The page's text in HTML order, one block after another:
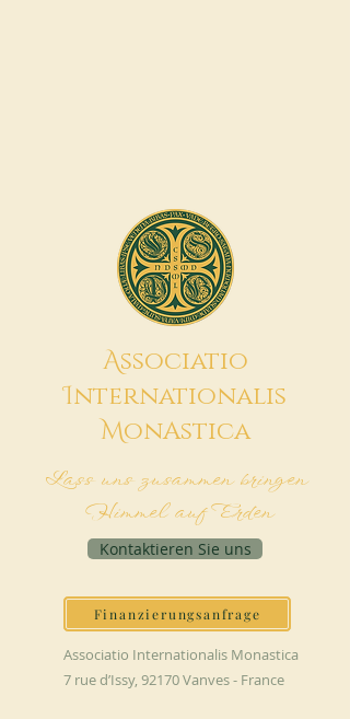
Associatio
Internationalis
MonAstica
Lass uns zusammen bringen
Himmel auf Erden
Kontaktieren Sie uns
Finanzierungsanfrage
Associatio Internationalis Monastica
7 rue d’Issy, 92170 Vanves - France